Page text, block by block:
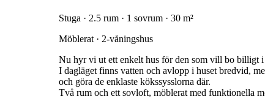
Stuga · 2.5 rum · 1 sovrum · 30 m²
Möblerat · 2-våningshus
Nu hyr vi ut ett enkelt hus för den som vill bo billigt
I dagläget finns vatten och avlopp i huset bredvid,
och göra de enklaste kökssysslorna där.
Två rum och ett sovloft, möblerat med funktionella